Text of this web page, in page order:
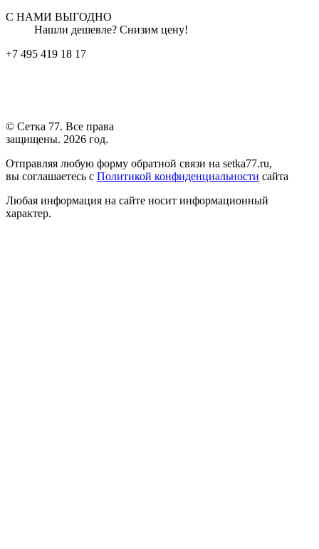
С НАМИ ВЫГОДНО
Нашли дешевле? Снизим цену!
+7 495 419 18 17
© Сетка 77. Все права
защищены. 2026 год.
Отправляя любую форму обратной связи на setka77.ru,
вы соглашаетесь с Политикой конфиденциальности сайта
Любая информация на сайте носит информационный
характер.